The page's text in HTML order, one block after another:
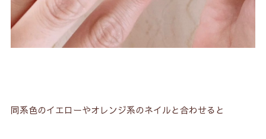
同系色のイエローやオレンジ系のネイルと合わせると